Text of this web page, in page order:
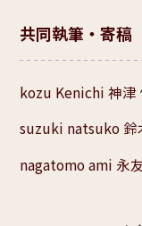
共同執筆・寄稿
kozu Kenichi 神津
suzuki natsuko 鈴
nagatomo ami 永